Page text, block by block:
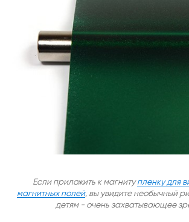
Если приложить к магнитупленку для
магнитных полей, вы увидите необычный
детям - очень захватывающее